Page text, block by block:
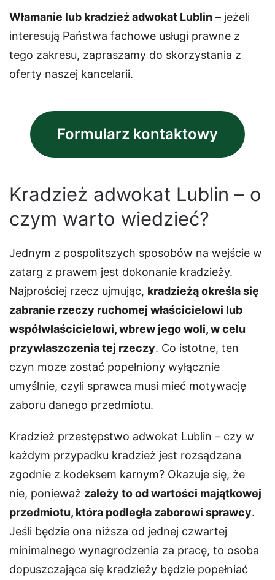
Włamanie lub kradzież adwokat Lublin – jeżeli
interesują Państwa fachowe usługi prawne z
tego zakresu, zapraszamy do skorzystania z
oferty naszej kancelarii.
Formularz kontaktowy
Kradzież adwokat Lublin – o
czym warto wiedzieć?
Jednym z pospolitszych sposobów na wejście w
zatarg z prawem jest dokonanie kradzieży.
Najprościej rzecz ujmując, kradzieżą określa się
zabranie rzeczy ruchomej właścicielowi lub
współwłaścicielowi, wbrew jego woli, w celu
przywłaszczenia tej rzeczy. Co istotne, ten
czyn moze zostać popełniony wyłącznie
umyślnie, czyli sprawca musi mieć motywację
zaboru danego przedmiotu.
Kradzież przestępstwo adwokat Lublin – czy w
każdym przypadku kradzież jest rozsądzana
zgodnie z kodeksem karnym? Okazuje się, że
nie, ponieważ zależy to od wartości majątkowej
przedmiotu, która podległa zaborowi sprawcy.
Jeśli będzie ona niższa od jednej czwartej
minimalnego wynagrodzenia za pracę, to osoba
dopuszczająca się kradzieży będzie popełniać